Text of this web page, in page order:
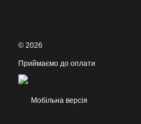
© 2026
Приймаємо до оплати
Мобільна версія